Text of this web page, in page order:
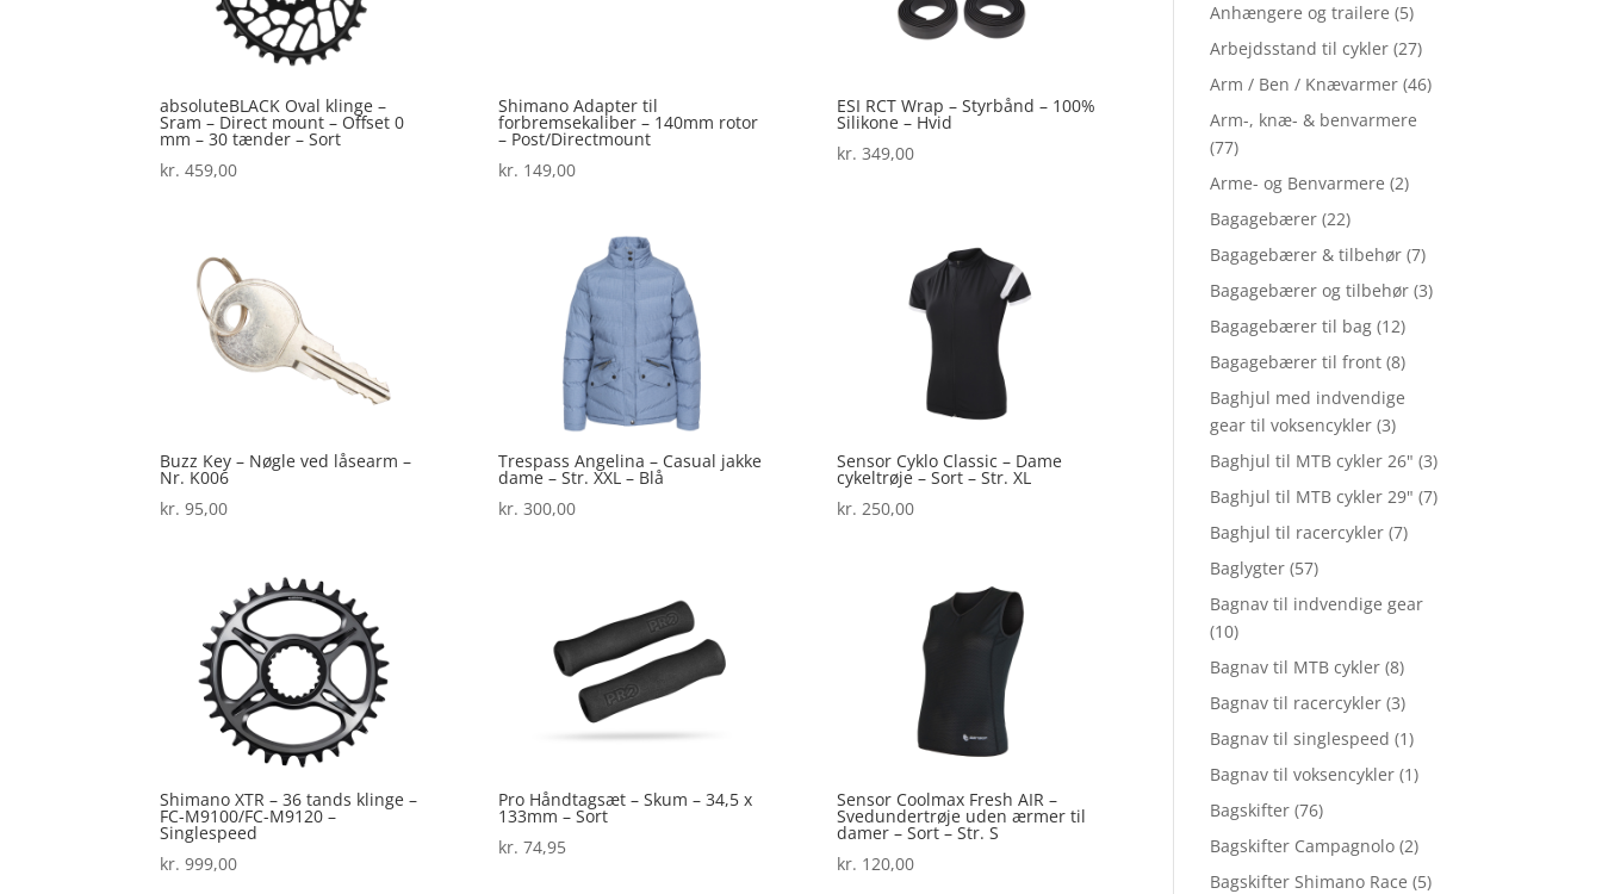
absoluteBLACK Oval klinge –
Sram – Direct mount – Offset 0
mm – 30 tænder – Sort
kr. 459,00
Shimano Adapter til
forbremsekaliber – 140mm rotor
– Post/Directmount
kr. 149,00
ESI RCT Wrap – Styrbånd – 100%
Silikone – Hvid
kr. 349,00
Buzz Key – Nøgle ved låsearm –
Nr. K006
kr. 95,00
Trespass Angelina – Casual jakke
dame – Str. XXL – Blå
kr. 300,00
Sensor Cyklo Classic – Dame
cykeltrøje – Sort – Str. XL
kr. 250,00
Shimano XTR – 36 tands klinge –
FC-M9100/FC-M9120 –
Singlespeed
kr. 999,00
Pro Håndtagsæt – Skum – 34,5 x
133mm – Sort
kr. 74,95
Sensor Coolmax Fresh AIR –
Svedundertrøje uden ærmer til
damer – Sort – Str. S
kr. 120,00
Anhængere og trailere (5)
Arbejdsstand til cykler (27)
Arm / Ben / Knævarmer (46)
Arm-, knæ- & benvarmere
(77)
Arme- og Benvarmere (2)
Bagagebærer (22)
Bagagebærer & tilbehør (7)
Bagagebærer og tilbehør (3)
Bagagebærer til bag (12)
Bagagebærer til front (8)
Baghjul med indvendige
gear til voksencykler (3)
Baghjul til MTB cykler 26" (3)
Baghjul til MTB cykler 29" (7)
Baghjul til racercykler (7)
Baglygter (57)
Bagnav til indvendige gear
(10)
Bagnav til MTB cykler (8)
Bagnav til racercykler (3)
Bagnav til singlespeed (1)
Bagnav til voksencykler (1)
Bagskifter (76)
Bagskifter Campagnolo (2)
Bagskifter Shimano Race (5)